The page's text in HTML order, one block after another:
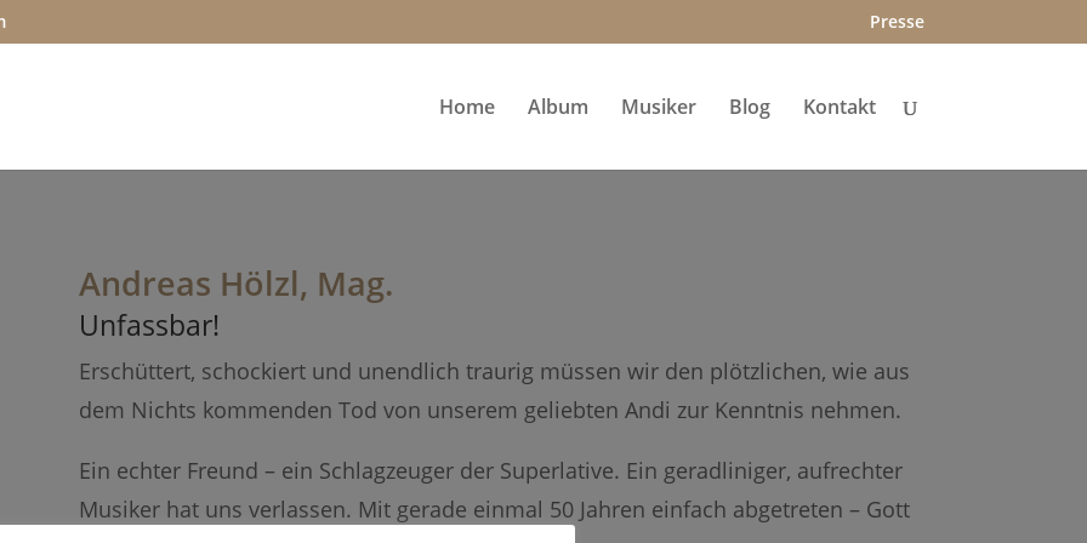
Presse
Home Album Musiker Blog Kontakt
Andreas Hölzl, Mag.
Unfassbar!
Erschüttert, schockiert und unendlich traurig müssen wir den plötzlichen, wie aus
dem Nichts kommenden Tod von unserem geliebten Andi zur Kenntnis nehmen.
Ein echter Freund – ein Schlagzeuger der Superlative. Ein geradliniger, aufrechter
Musiker hat uns verlassen. Mit gerade einmal 50 Jahren einfach abgetreten – Gott